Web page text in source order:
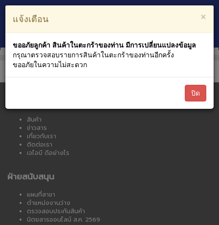
หมวดหมู่สินค้า
×
แจ้งเตือน
ขออภัยลูกค้า สินค้าในตะกร้าของท่าน มีการเปลี่ยนแปลงข้อมูล
กรุณาตรวจสอบรายการสินค้าในตะกร้าของท่านอีกครั้ง
ขออภัยในความไม่สะดวก
ปิด
สินค้า
ข่าวสาร
เกี่ยวกับเรา
ติดต่อเรา
เจไอบี ดีอย่างไร
ฝ่ายสนับสนุน
แผนที่สาขา
ตำแหน่งงานว่าง
ตรวจสอบประกันสินค้า
นิตยสารออนไลน์ ส.ค. 2569